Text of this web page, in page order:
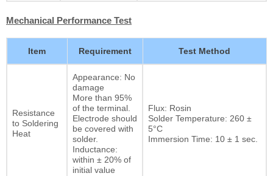
Mechanical Performance Test
Item Requirement Test Method
Resistance
to Soldering
Heat
Appearance: No
damage
More than 95%
of the terminal.
Electrode should
be covered with
solder.
Inductance:
within ± 20% of
initial value
Flux: Rosin
Solder Temperature: 260 ±
5°C
Immersion Time: 10 ± 1 sec.